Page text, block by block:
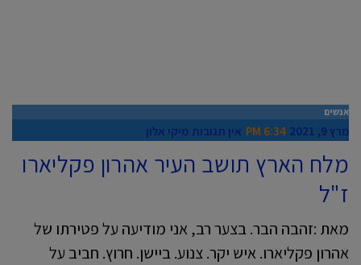
אנשים
מרץ 9, 2021 6:34 PM אין תגובות מיקי אלון
מלח הארץ תושב העיר אהרון פקליארו
ז"ל
מאת :זהבה הבר. בצער רב, אני מודיעה על פטירתו של
אהרון פקליארו. איש יקר. צנוע. ביישן. חרוץ. חביב על